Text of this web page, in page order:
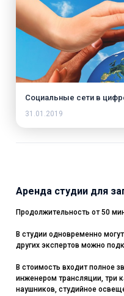
Социальные сети в
31.01.2019
Аренда студии для
Продолжительность от 50
В студии одновременно
других экспертов можно
В стоимость входит полное
инженером трансляции, три
наушников, студийное